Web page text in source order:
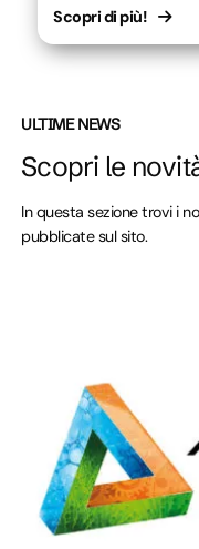
Scopri di più!
ULTIME NEWS
Scopri le
In questa sezione trovi i
pubblicate sul sito.